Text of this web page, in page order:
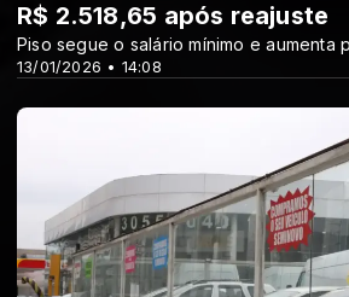
13/01/2026 • 14:08
R$ 2.518,65 após reajuste
Piso segue o salário mínimo e aumenta